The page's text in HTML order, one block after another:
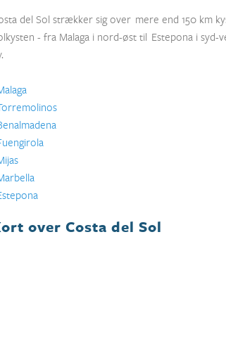
del Sol strækker sig over mere end 150 km
- fra Malaga i nord-øst til Estepona i syd-
over Costa del Sol